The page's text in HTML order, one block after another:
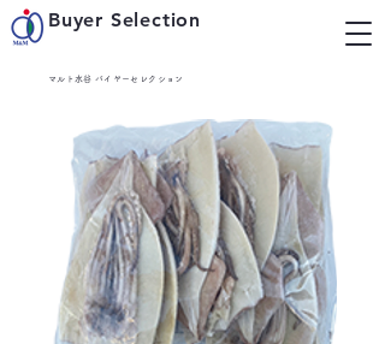
Buyer Selection
マルト水谷 バイヤーセレクション